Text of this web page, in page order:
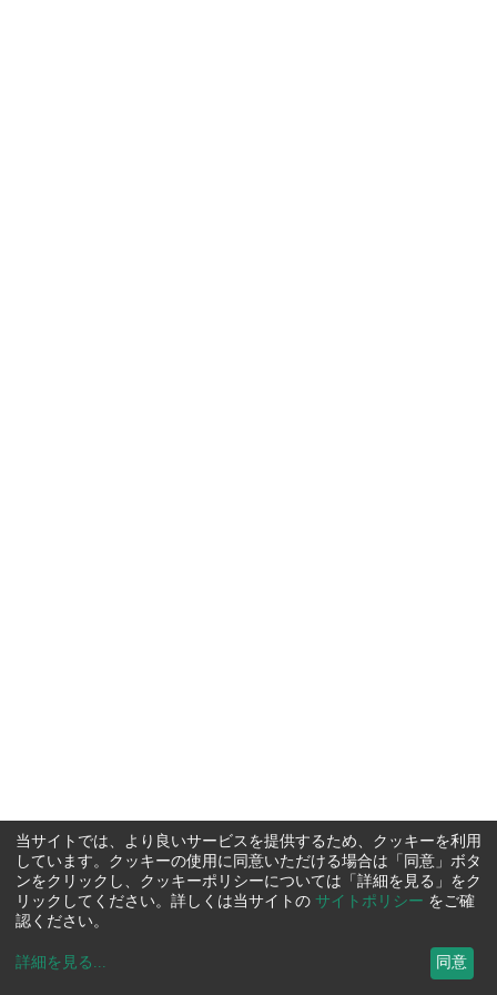
当サイトでは、より良いサービスを提供するため、クッキーを利用
しています。クッキーの使用に同意いただける場合は「同意」ボタ
ンをクリックし、クッキーポリシーについては「詳細を見る」をク
リックしてください。詳しくは当サイトの サイトポリシー をご確
認ください。
詳細を見る ... 同意